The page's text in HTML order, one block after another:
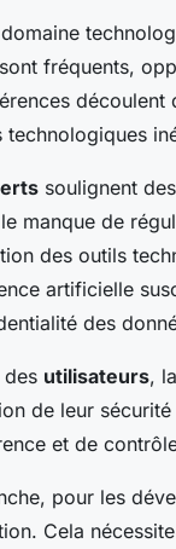
sont fréquents,
découlent
technologiques
soulignent
manque de
des outils
artificielle
des
des utilisateurs,
de leur
et de
pour les
Cela